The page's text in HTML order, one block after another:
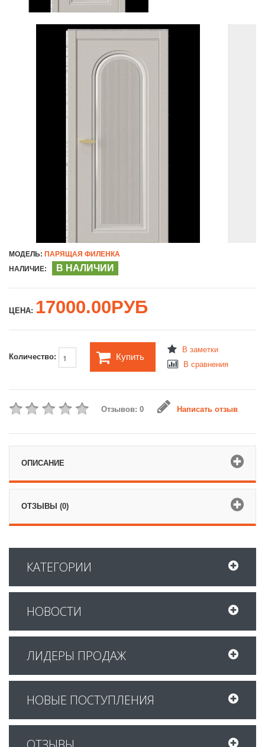
МОДЕЛЬ: ПАРЯЩАЯ ФИЛЕНКА
НАЛИЧИЕ:
В НАЛИЧИИ
ЦЕНА: 17000.00РУБ
Количество: Купить
В заметки
В сравнения
Отзывов: 0 Написать отзыв
ОПИСАНИЕ
ОТЗЫВЫ (0)
КАТЕГОРИИ
НОВОСТИ
ЛИДЕРЫ ПРОДАЖ
НОВЫЕ ПОСТУПЛЕНИЯ